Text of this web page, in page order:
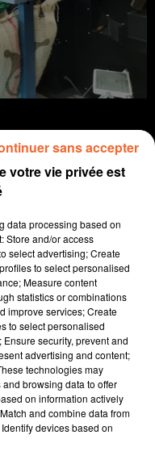
des maires
à Marie-
par semaine de café
transformé
votre vie privée est
data processing based on
Store and/or access
select advertising; Create
to select personalised
Measure content
statistics or combinations
improve services; Create
to select personalised
security, prevent and
advertising and content;
technologies may
browsing data to offer
on information actively
and combine data from
devices based on
sans accepter